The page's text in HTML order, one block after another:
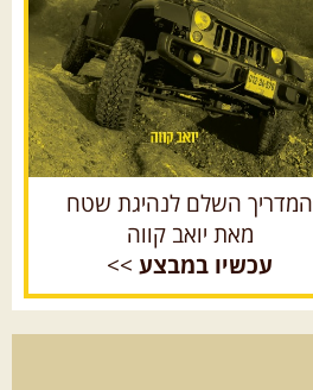
המדריך השלם לנהיגת שטח
מאת יואב קווה
עכשיו במבצע >>